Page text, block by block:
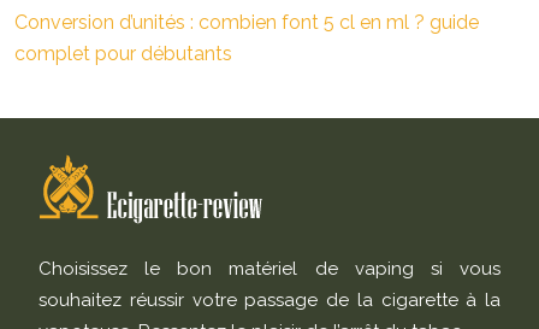
Conversion d’unités : combien font 5 cl en ml ? guide
complet pour débutants
Choisissez le bon matériel de vaping si vous
souhaitez réussir votre passage de la cigarette à la